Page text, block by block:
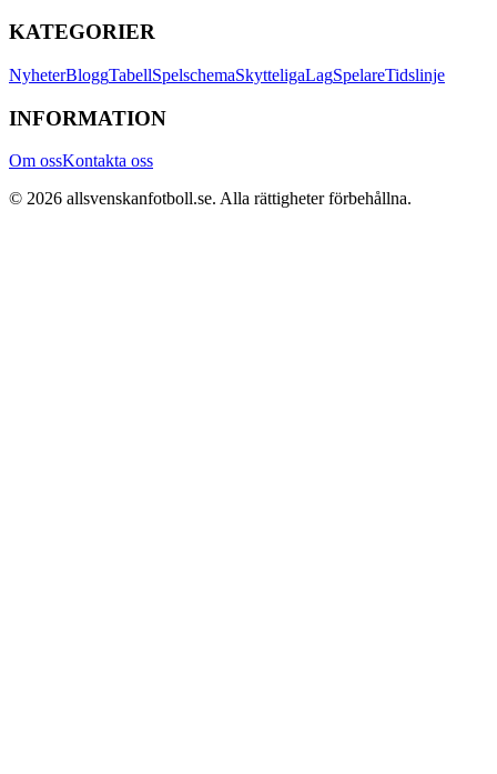
KATEGORIER
NyheterBloggTabellSpelschemaSkytteligaLagSpelareTidslinje
INFORMATION
Om ossKontakta oss
© 2026 allsvenskanfotboll.se. Alla rättigheter förbehållna.